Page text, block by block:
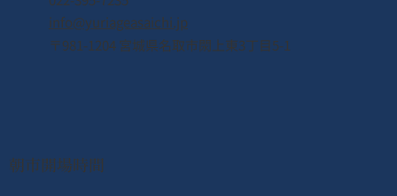
3月20日(金・祝) カナダ・スーク市長がゆりあ
info@yuriageasaichi.jp
〒981-1204 宮城県名取市閖上東3丁目5-1
朝市開場時間